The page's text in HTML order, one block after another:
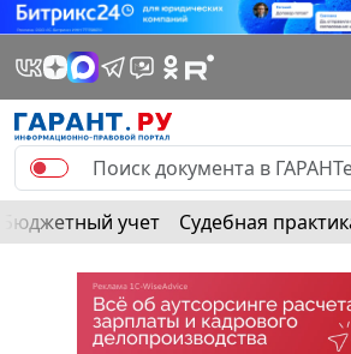
Бюджетный учет Судебная